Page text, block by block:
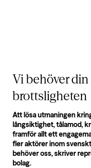
Vi behöver
brottsligheten
Att lösa utmaningen
långsiktighet, tålamod,
framför allt ett
fler aktörer inom
behöver oss, skriver
bolag.